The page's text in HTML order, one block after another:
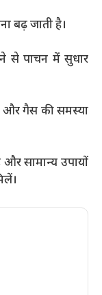
बढ़ जाती है।
से पाचन में सुधार
और गैस की समस्या
सामान्य उपायों